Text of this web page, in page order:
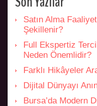
Satın Alma
Şekillenir?
Full Ekspertiz
Neden Önemlidir?
Farklı Hikâyeler
Dijital Dünyayı
Bursa’da Modern